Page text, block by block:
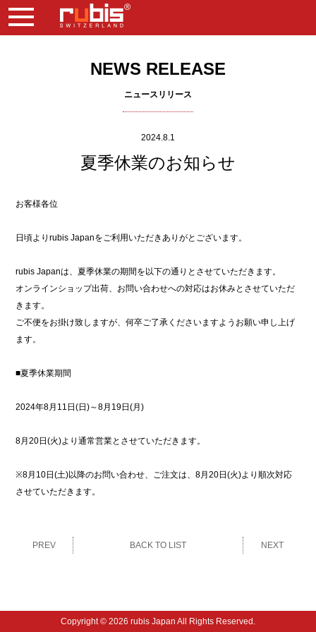
NEWS RELEASE
ニュースリリース
2024.8.1
夏季休業のお知らせ
お客様各位
日頃よりrubis Japanをご利用いただきありがとございます。
rubis Japanは、夏季休業の期間を以下の通りとさせていただきます。
オンラインショップ出荷、お問い合わせへの対応はお休みとさせていただ
きます。
ご不便をお掛け致しますが、何卒ご了承くださいますようお願い申し上げ
ます。
■夏季休業期間
2024年8月11日(日)～8月19日(月)
8月20日(火)より通常営業とさせていただきます。
※8月10日(土)以降のお問い合わせ、ご注文は、8月20日(火)より順次対応
させていただきます。
PREV BACK TO LIST NEXT
Copyright © 2026 rubis Japan All Rights Reserved.